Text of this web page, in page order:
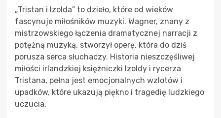
„Tristan i Izolda” to dzieło, które od wieków
fascynuje miłośników muzyki. Wagner, znany z
mistrzowskiego łączenia dramatycznej narracji z
potężną muzyką, stworzył operę, która do dziś
porusza serca słuchaczy. Historia nieszczęśliwej
miłości irlandzkiej księżniczki Izoldy i rycerza
Tristana, pełna jest emocjonalnych wzlotów i
upadków, które ukazują piękno i tragedię ludzkiego
uczucia.